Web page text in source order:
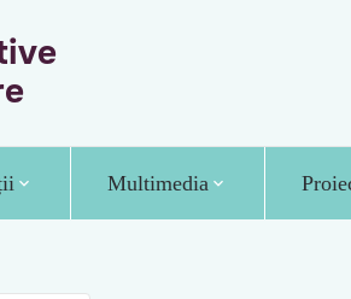
Multimedia